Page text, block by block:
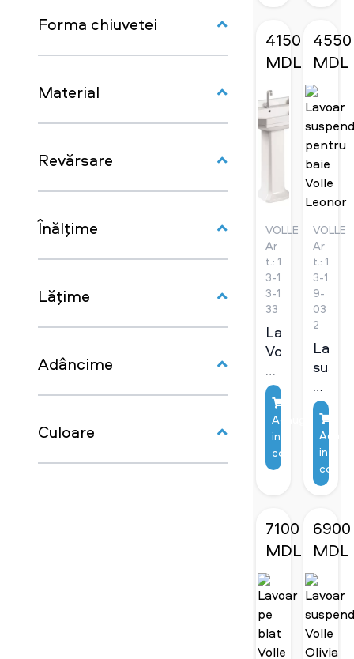
Forma chiuvetei
Material
Revărsare
Înălţime
Lăţime
Adâncime
Culoare
4150
MDL
VOLLE
Ar
t.: 1
3-1
3-1
33
Lavoar
Volle
Don
Grandes
69x37
cm
Adaugă
in
coş
4550
MDL
VOLLE
Ar
t.: 1
3-1
9-
03
2
baie
Volle
in
coş
7100
MDL
6900
MDL